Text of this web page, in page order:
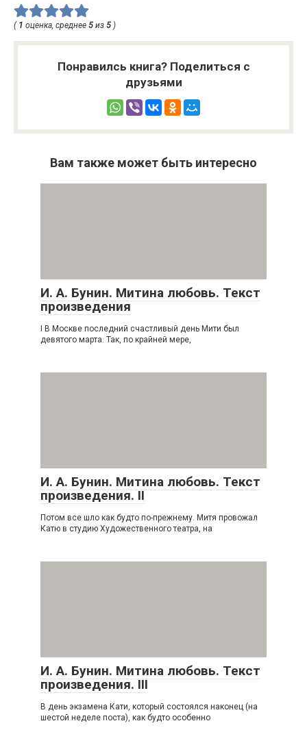
( 1 оценка, среднее 5 из 5 )
Понравилсь книга? Поделиться с
друзьями
Вам также может быть интересно
И. А. Бунин. Митина любовь. Текст
произведения
I В Москве последний счастливый день Мити был
девятого марта. Так, по крайней мере,
И. А. Бунин. Митина любовь. Текст
произведения. II
Потом все шло как будто по-прежнему. Митя провожал
Катю в студию Художественного театра, на
И. А. Бунин. Митина любовь. Текст
произведения. III
В день экзамена Кати, который состоялся наконец (на
шестой неделе поста), как будто особенно